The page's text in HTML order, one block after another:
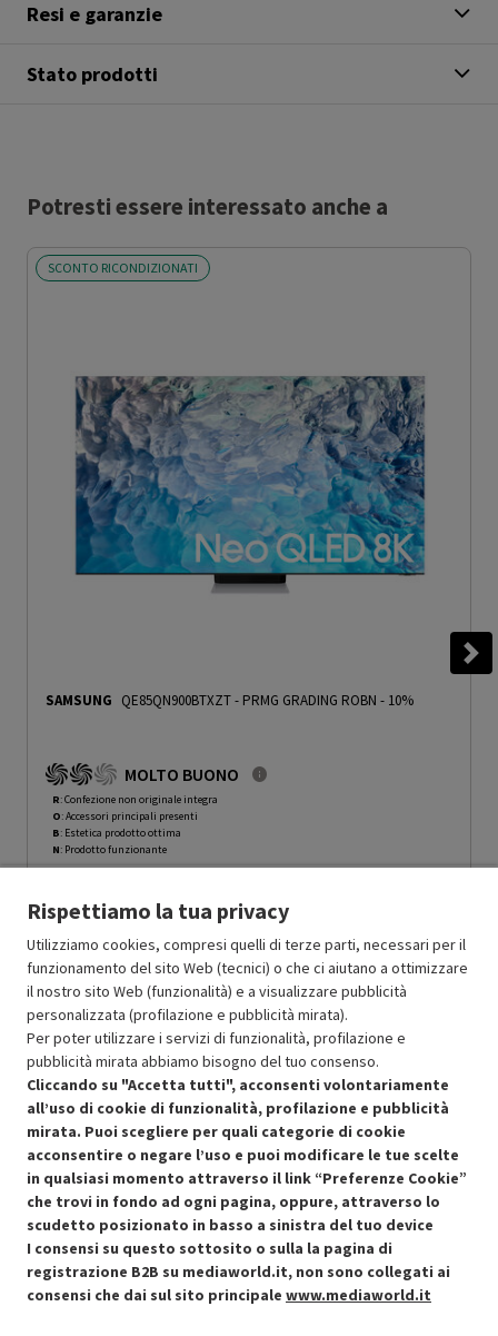
Resi e garanzie
Stato prodotti
Potresti essere interessato anche a
SCONTO RICONDIZIONATI
SAMSUNG QE85QN900BTXZT- PRMG GRADING ROBN - 10%
MOLTO BUONO
R: Confezione non originale integra
O: Accessori principali presenti
B: Estetica prodotto ottima
N: Prodotto funzionante
Ricondizionato Prezzo ridotto da
9899.10a-50%
In Promozione 4949.55
Aggiungi al carrello
SCONTO RICONDIZIONATI
Approfitta dello sconto del 50% sul prodotto ricondizionato.
Condizioni generali di vendita Recedere dal contratto qui
Rispettiamo la tua privacy
Utilizziamo cookies, compresi quelli di terze parti, necessari per il
funzionamento del sito Web (tecnici) o che ci aiutano a ottimizzare
il nostro sito Web (funzionalità) e a visualizzare pubblicità
personalizzata (profilazione e pubblicità mirata).
Per poter utilizzare i servizi di funzionalità, profilazione e
pubblicità mirata abbiamo bisogno del tuo consenso.
Cliccando su "Accetta tutti", acconsenti volontariamente
all’uso di cookie di funzionalità, profilazione e pubblicità
mirata. Puoi scegliere per quali categorie di cookie
acconsentire o negare l’uso e puoi modificare le tue scelte
in qualsiasi momento attraverso il link “Preferenze Cookie”
che trovi in fondo ad ogni pagina, oppure, attraverso lo
scudetto posizionato in basso a sinistra del tuo device
I consensi su questo sottosito o sulla la pagina di
registrazione B2B su mediaworld.it, non sono collegati ai
consensi che dai sul sito principale www.mediaworld.it